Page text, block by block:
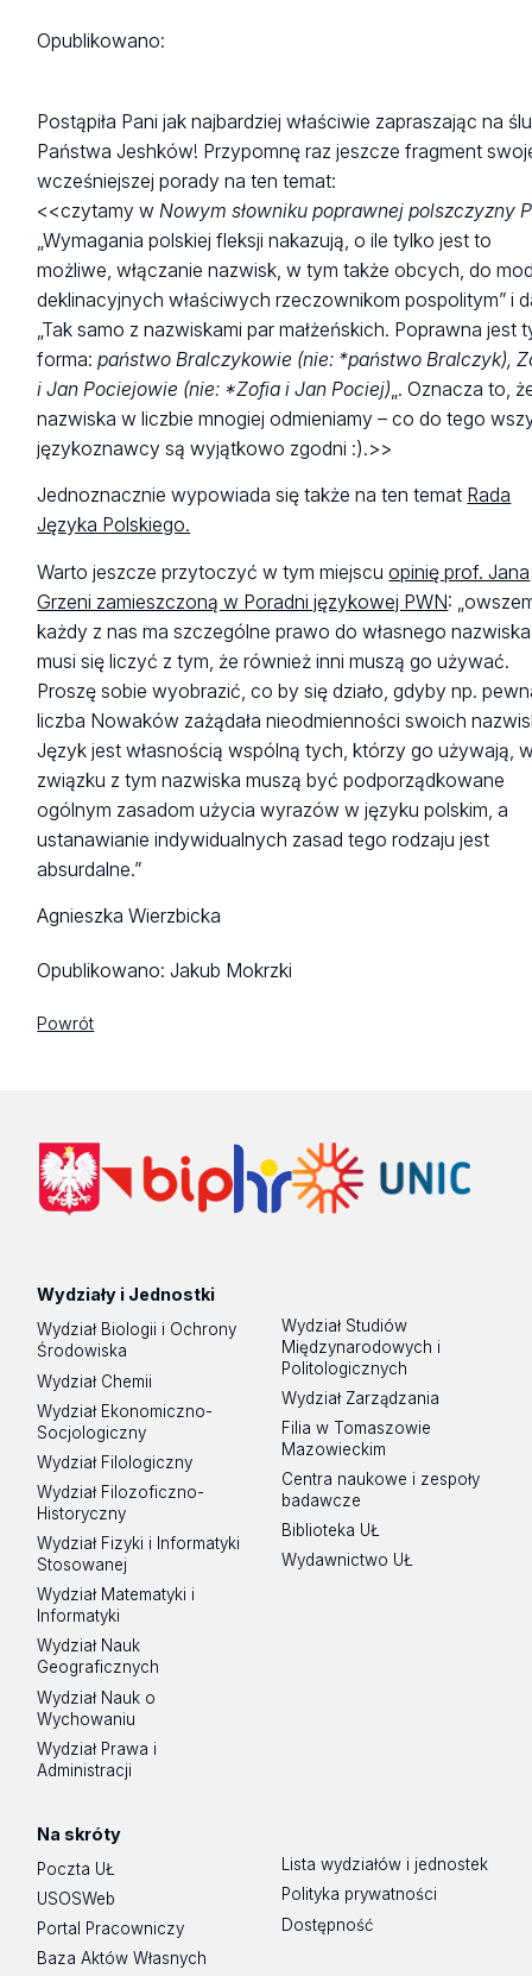
Opublikowano:
Postąpiła Pani jak najbardziej właściwie zapraszając na
Państwa Jeshków! Przypomnę raz jeszcze fragment
wcześniejszej porady na ten temat:
<<czytamy wNowym słowniku poprawnej polszczyzny
„Wymagania polskiej fleksji nakazują, o ile tylko jest to
możliwe, włączanie nazwisk, w tym także obcych, do
deklinacyjnych właściwych rzeczownikom pospolitym” i
„Tak samo z nazwiskami par małżeńskich. Poprawna jest
forma:państwo Bralczykowie (nie: *państwo Bralczyk),
i Jan Pociejowie (nie: *Zofia i Jan Pociej)„. Oznacza to,
nazwiska w liczbie mnogiej odmieniamy – co do tego
językoznawcy są wyjątkowo zgodni :).>>
Jednoznacznie wypowiada się także na ten temat Rada
Języka Polskiego.
Warto jeszcze przytoczyć w tym miejscuopinię prof. Jana
Grzeni zamieszczoną w Poradni językowej PWN:
każdy z nas ma szczególne prawo do własnego
musi się liczyć z tym, że również inni muszą go używać.
Proszę sobie wyobrazić, co by się działo, gdyby np.
liczba Nowaków zażądała nieodmienności swoich
Język jest własnością wspólną tych, którzy go używają,
związku z tym nazwiska muszą być podporządkowane
ogólnym zasadom użycia wyrazów w języku polskim, a
ustanawianie indywidualnych zasad tego rodzaju jest
absurdalne.”
Agnieszka Wierzbicka
Opublikowano:Jakub Mokrzki
Powrót
Wydziały i Jednostki
Wydział Biologii i Ochrony
Środowiska
Wydział Chemii
Wydział Ekonomiczno-
Socjologiczny
Wydział Filologiczny
Wydział Filozoficzno-
Historyczny
Wydział Fizyki i Informatyki
Stosowanej
Wydział Matematyki i
Informatyki
Wydział Nauk
Geograficznych
Wydział Nauk o
Wychowaniu
Wydział Prawa i
Administracji
Wydział Studiów
Międzynarodowych i
Politologicznych
Wydział Zarządzania
Filia w Tomaszowie
Mazowieckim
Centra naukowe i zespoły
badawcze
Biblioteka UŁ
Wydawnictwo UŁ
Na skróty
Poczta UŁ
USOSWeb
Portal Pracowniczy
Baza Aktów Własnych
Lista wydziałów i jednostek
Polityka prywatności
Dostępność